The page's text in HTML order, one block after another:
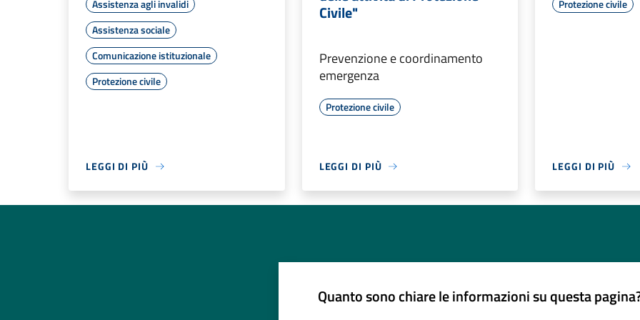
Assistenza agli invalidi
Assistenza sociale
Comunicazione istituzionale
Protezione civile
LEGGI DI PIÙ
Civile"
Prevenzione e coordinamento
emergenza
Protezione civile
LEGGI DI PIÙ
Protezione civile
LEGGI DI PIÙ
Quanto sono chiare le informazioni su questa